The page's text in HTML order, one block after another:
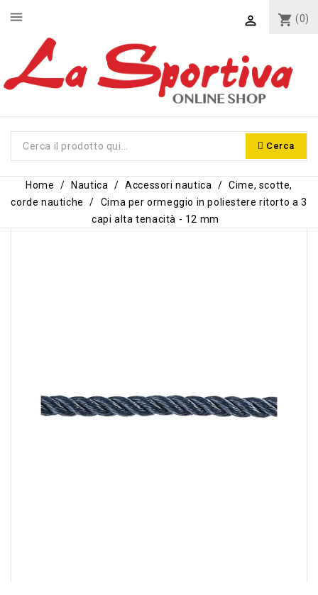
shopping_cart (0)

Cerca
menu
Home Nautica Accessori nautica
Cime, scotte,
corde nautiche
Cima per ormeggio in poliestere ritorto a 3
capi alta tenacità - 12 mm